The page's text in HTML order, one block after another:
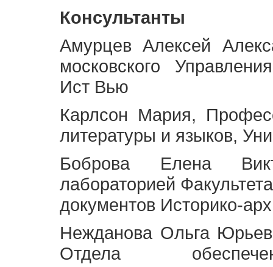
Консультанты
Амурцев Алексей
московского
Ист Вью
Карлсон Мария,
литературы и языков,
Боброва Елена
лабораторией
документов Историко-
Нежданова Ольга
Отдела